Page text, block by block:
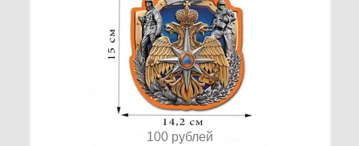
100 рублей